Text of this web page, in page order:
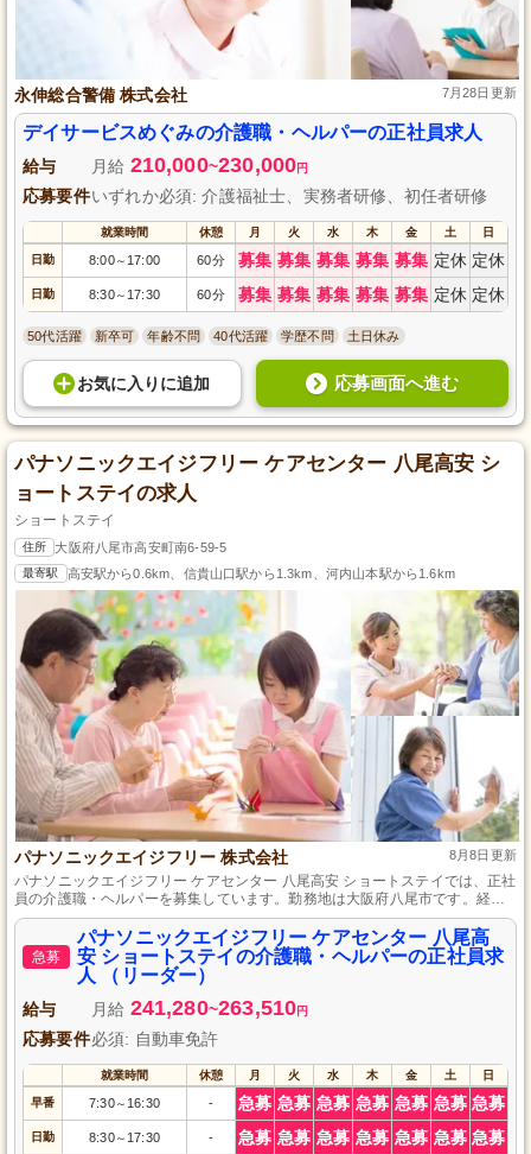
永伸総合警備 株式会社 7月28日更新
デイサービスめぐみの介護職・ヘルパーの正社員求人
給与 月給 210,000~230,000円
応募要件いずれか必須: 介護福祉士、実務者研修、初任者研修
就業時間 休憩 月 火 水 木 金 土 日
日勤 8:00～ 17:00 60分 募集 募集 募集 募集 募集 定休 定休
日勤 8:30～ 17:30 60分 募集 募集 募集 募集 募集 定休 定休
50代活躍 新卒可 年齢不問 40代活躍 学歴不問 土日休み
お気に入り に追加 応募画面へ進む
パナソニックエイジフリー ケアセンター 八尾高安 シ
ョートステイの求人
ショートステイ
住所 大阪府八尾市高安町南6-59-5
最寄駅 高安駅から0.6km、信貴山口駅から1.3km、河内山本駅から1.6km
パナソニックエイジフリー 株式会社 8月8日更新
パナソニックエイジフリー ケアセンター 八尾高安 ショートステイでは、正社
員の介護職・ヘルパーを募集しています。勤務地は大阪府八尾市です。経験
や資格は問いませんので、未経験でも安心してご応募いただけます。私たち
と共に、高齢者の方々に優しいケアを提供してみませんか。充実した研修制
度とサポート体制で、あなたの成長をしっかりとバックアップします。是
非、私たちの一員として活躍しませんか。応募をお待ちしております。
急募
パナソニックエイジフリー ケアセンター 八尾高
安 ショートステイの介護職・ヘルパーの正社員求
人 （リーダー）
給与 月給 241,280~263,510円
応募要件必須: 自動車免許
就業時間 休憩 月 火 水 木 金 土 日
早番 7:30～ 16:30 - 急募 急募 急募 急募 急募 急募 急募
日勤 8:30～ 17:30 - 急募 急募 急募 急募 急募 急募 急募